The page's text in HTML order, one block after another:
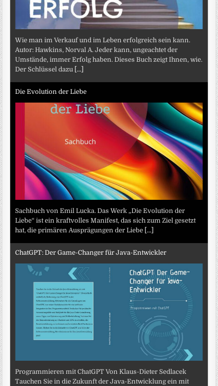
Wie man im Verkauf und im Leben erfolgreich sein kann.
Autor: Hawkins, Norval A. Jeder kann, ungeachtet der
Umstände, immer Erfolg haben. Dieses Buch zeigt Ihnen, wie.
Der Schlüssel dazu [...]
Die Evolution der Liebe
Sachbuch von Emil Lucka. Das Werk „Die Evolution der
Liebe“ ist ein kraftvolles Manifest, das sich zum Ziel gesetzt
hat, die primären Ausprägungen der Liebe [...]
ChatGPT: Der Game-Changer für Java-Entwickler
Programmieren mit ChatGPT Von Klaus-Dieter Sedlacek
Tauchen Sie in die Zukunft der Java-Entwicklung ein mit